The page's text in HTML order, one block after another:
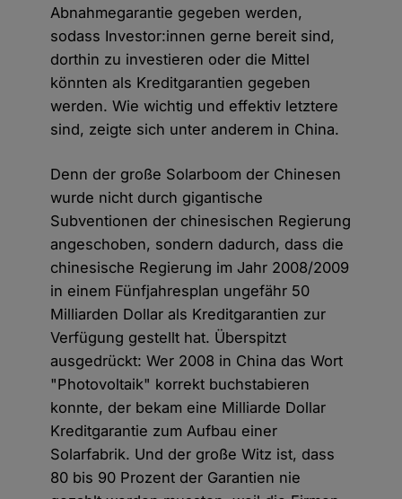
Abnahmegarantie gegeben werden,
sodass Investor:innen gerne bereit sind,
dorthin zu investieren oder die Mittel
könnten als Kreditgarantien gegeben
werden. Wie wichtig und effektiv letztere
sind, zeigte sich unter anderem in China.
Denn der große Solarboom der Chinesen
wurde nicht durch gigantische
Subventionen der chinesischen Regierung
angeschoben, sondern dadurch, dass die
chinesische Regierung im Jahr 2008/2009
in einem Fünfjahresplan ungefähr 50
Milliarden Dollar als Kreditgarantien zur
Verfügung gestellt hat. Überspitzt
ausgedrückt: Wer 2008 in China das Wort
"Photovoltaik" korrekt buchstabieren
konnte, der bekam eine Milliarde Dollar
Kreditgarantie zum Aufbau einer
Solarfabrik. Und der große Witz ist, dass
80 bis 90 Prozent der Garantien nie